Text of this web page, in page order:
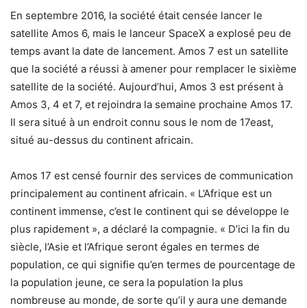
En septembre 2016, la société était censée lancer le
satellite Amos 6, mais le lanceur SpaceX a explosé peu de
temps avant la date de lancement. Amos 7 est un satellite
que la société a réussi à amener pour remplacer le sixième
satellite de la société. Aujourd’hui, Amos 3 est présent à
Amos 3, 4 et 7, et rejoindra la semaine prochaine Amos 17.
Il sera situé à un endroit connu sous le nom de 17east,
situé au-dessus du continent africain.
Amos 17 est censé fournir des services de communication
principalement au continent africain. « L’Afrique est un
continent immense, c’est le continent qui se développe le
plus rapidement », a déclaré la compagnie. « D’ici la fin du
siècle, l’Asie et l’Afrique seront égales en termes de
population, ce qui signifie qu’en termes de pourcentage de
la population jeune, ce sera la population la plus
nombreuse au monde, de sorte qu’il y aura une demande